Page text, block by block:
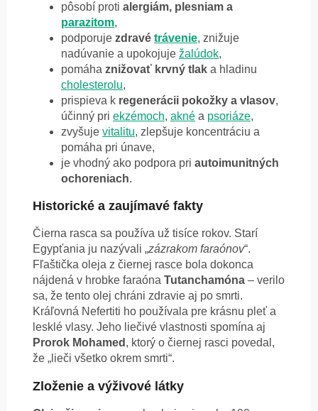
pôsobí proti alergiám, plesniam a
parazitom,
podporuje zdravé trávenie, znižuje
nadúvanie a upokojuje žalúdok,
pomáha znižovať krvný tlak a hladinu
cholesterolu,
prispieva k regenerácii pokožky a vlasov,
účinný pri ekzémoch, akné a psoriáze,
zvyšuje vitalitu, zlepšuje koncentráciu a
pomáha pri únave,
je vhodný ako podpora pri autoimunitných
ochoreniach.
Historické a zaujímavé fakty
Čierna rasca sa používa už tisíce rokov. Starí
Egypťania ju nazývali „zázrakom faraónov“.
Fľaštička oleja z čiernej rasce bola dokonca
nájdená v hrobke faraóna Tutanchamóna – verilo
sa, že tento olej chráni zdravie aj po smrti.
Kráľovná Nefertiti ho používala pre krásnu pleť a
lesklé vlasy. Jeho liečivé vlastnosti spomína aj
Prorok Mohamed , ktorý o čiernej rasci povedal,
že „lieči všetko okrem smrti“.
Zloženie a výživové látky